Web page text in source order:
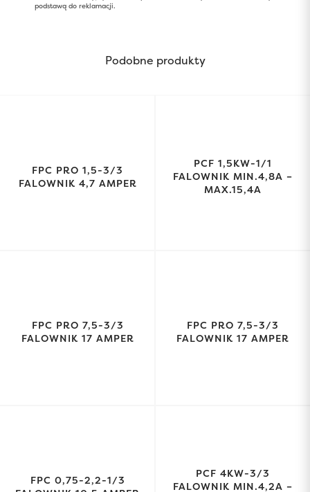
podstawą do reklamacji.
Podobne produkty
FPC PRO 1,5-3/3
FALOWNIK 4,7 AMPER
PCF 1,5KW-1/1
FALOWNIK MIN.4,8A –
MAX.15,4A
FPC PRO 7,5-3/3
FALOWNIK 17 AMPER
FPC PRO 7,5-3/3
FALOWNIK 17 AMPER
FPC 0,75-2,2-1/3
PCF 4KW-3/3
FALOWNIK MIN.4,2A –